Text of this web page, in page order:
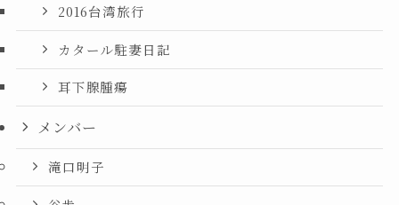
2016台湾旅行
カタール駐妻日記
耳下腺腫瘍
メンバー
滝口明子